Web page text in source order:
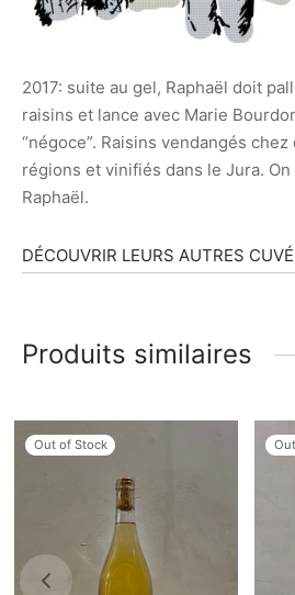
2017: suite au gel, Raphaël doit
raisins et lance avec Marie
“négoce”. Raisins vendangés chez
régions et vinifiés dans le Jura.
Raphaël.
DÉCOUVRIR LEURS AUTRES
Produits similaires
Out of Stock